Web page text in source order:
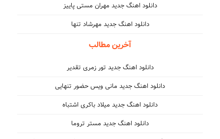
دانلود اهنگ جدید مهران مستی پاییز
دانلود اهنگ جدید مهرشاد تنها
آخرین مطالب
دانلود اهنگ جدید تور زمری تقدیر
دانلود اهنگ جدید مانی ویس حضور تنهایی
دانلود اهنگ جدید میلاد باکری اشتباه
دانلود اهنگ جدید مستر تروما